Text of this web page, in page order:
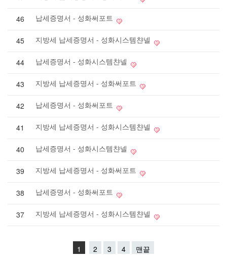
46 납세증명서 - 성화써포트
45 지방세 납세증명서 - 성화시스템챤넬
44 납세증명서 - 성화시스템챤넬
43 지방세 납세증명서 - 성화써포트
42 납세증명서 - 성화써포트
41 지방세 납세증명서 - 성화시스템챤넬
40 납세증명서 - 성화시스템챤넬
39 지방세 납세증명서 - 성화써포트
38 납세증명서 - 성화써포트
37 지방세 납세증명서 - 성화시스템챤넬
1 2 3 4 맨끝